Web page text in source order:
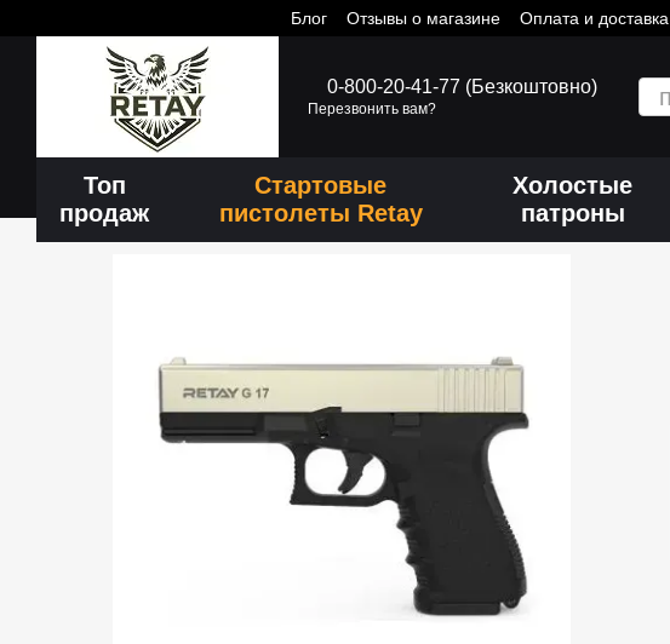
Блог Отзывы о магазине Оплата и доставка
0-800-20-41-77 (Безкоштовно)
Перезвонить вам?
Топ
продаж
Стартовые
пистолеты Retay
Холостые
патроны